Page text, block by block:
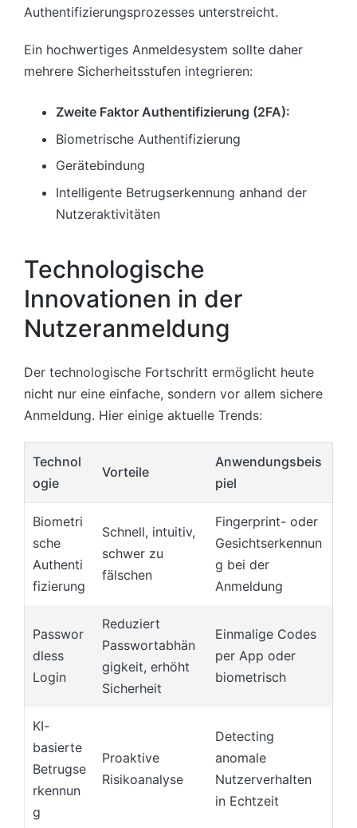
Authentifizierungsprozesses unterstreicht.
Ein hochwertiges Anmeldesystem sollte daher
mehrere Sicherheitsstufen integrieren:
Zweite Faktor Authentifizierung (2FA):
Biometrische Authentifizierung
Gerätebindung
Intelligente Betrugserkennung anhand der
Nutzeraktivitäten
Technologische
Innovationen in der
Nutzeranmeldung
Der technologische Fortschritt ermöglicht heute
nicht nur eine einfache, sondern vor allem sichere
Anmeldung. Hier einige aktuelle Trends:
Technol
ogie
Vorteile
Anwendungsbeis
piel
Biometri
sche
Authenti
fizierung
Schnell, intuitiv,
schwer zu
fälschen
Fingerprint- oder
Gesichtserkennun
g bei der
Anmeldung
Passwor
dless
Login
Reduziert
Passwortabhän
gigkeit, erhöht
Sicherheit
Einmalige Codes
per App oder
biometrisch
KI-
basierte
Betrugse
rkennun
g
Proaktive
Risikoanalyse
Detecting
anomale
Nutzerverhalten
in Echtzeit